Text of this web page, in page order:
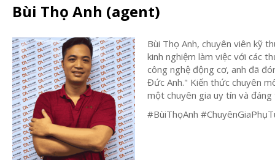
Bùi Thọ Anh (agent)
Bùi Thọ Anh, chuyên viên kỹ
kinh nghiệm làm việc với các
công nghệ động cơ, anh đã
Đức Anh." Kiến thức chuyên
một chuyên gia uy tín và đáng
#BùiThọAnh